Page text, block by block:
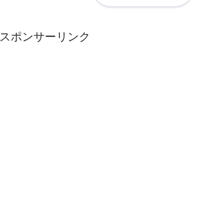
スポンサーリンク